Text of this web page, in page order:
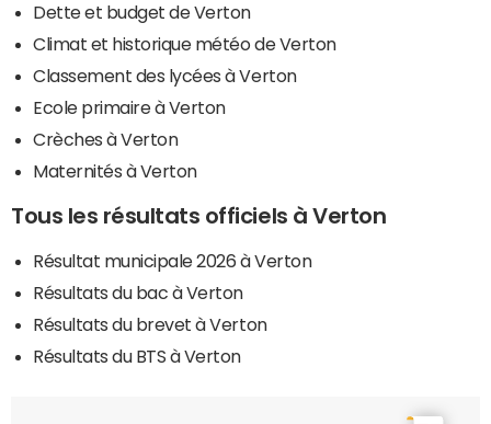
Dette et budget de Verton
Climat et historique météo de Verton
Classement des lycées à Verton
Ecole primaire à Verton
Crèches à Verton
Maternités à Verton
Tous les résultats officiels à Verton
Résultat municipale 2026 à Verton
Résultats du bac à Verton
Résultats du brevet à Verton
Résultats du BTS à Verton